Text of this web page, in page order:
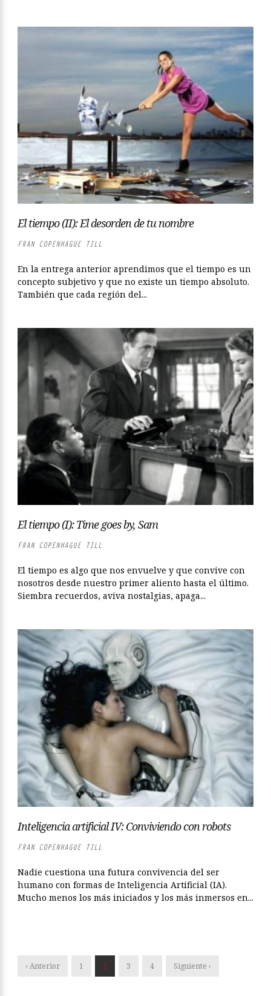
El tiempo (II): El desorden de tu nombre
FRAN COPENHAGUE TILL
En la entrega anterior aprendimos que el tiempo es un
concepto subjetivo y que no existe un tiempo absoluto.
También que cada región del...
El tiempo (I): Time goes by, Sam
FRAN COPENHAGUE TILL
El tiempo es algo que nos envuelve y que convive con
nosotros desde nuestro primer aliento hasta el último.
Siembra recuerdos, aviva nostalgias, apaga...
Inteligencia artificial IV: Conviviendo con robots
FRAN COPENHAGUE TILL
Nadie cuestiona una futura convivencia del ser
humano con formas de Inteligencia Artificial (IA).
Mucho menos los más iniciados y los más inmersos en...
‹ Anterior 1 2 3 4 Siguiente ›